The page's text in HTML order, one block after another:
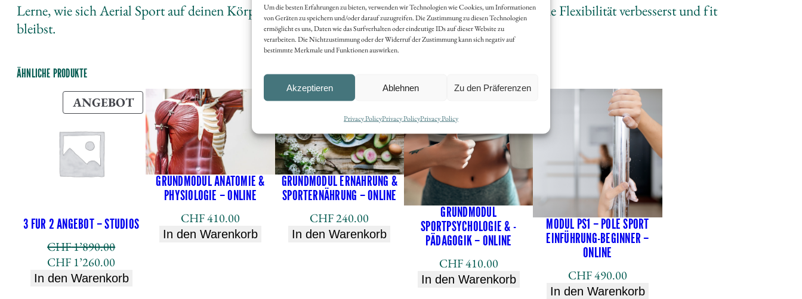
Um die besten Erfahrungen zu bieten, verwenden wir Technologien wie Cookies, um Informationen
von Geräten zu speichern und/oder darauf zuzugreifen. Die Zustimmung zu diesen Technologien
ermöglicht es uns, Daten wie das Surfverhalten oder eindeutige IDs auf dieser Website zu
verarbeiten. Die Nichtzustimmung oder der Widerruf der Zustimmung kann sich negativ auf
bestimmte Merkmale und Funktionen auswirken.
Akzeptieren Ablehnen Zu den Präferenzen
Privacy PolicyPrivacy PolicyPrivacy Policy
E
C
H
N
I
–
o
n
l
i
n
Lerne, wie sich Aerial Sport auf deinen Körper auswirkt, und erfahre, wie du richtig aufwärmst, deine Flexibilität verbesserst und fit
bleibst.
ÄHNLICHE PRODUKTE
ANGEBOTPRODUKT
IM
ANGEBOT
3 FÜR 2 ANGEBOT – STUDIOS
CHF1’890.00
Ursprünglicher
Preis
CHF 1’260.00
Preis
In den Warenkorb
GRUNDMODUL ANATOMIE &
PHYSIOLOGIE – ONLINE
CHF410.00
In den Warenkorb
GRUNDMODUL ERNÄHRUNG &
SPORTERNÄHRUNG – ONLINE
CHF240.00
In den Warenkorb
GRUNDMODUL
SPORTPSYCHOLOGIE & -
PÄDAGOGIK – ONLINE
CHF410.00
In den Warenkorb
MODUL PS1 – POLE SPORT
EINFÜHRUNG-BEGINNER –
ONLINE
CHF490.00
In den Warenkorb